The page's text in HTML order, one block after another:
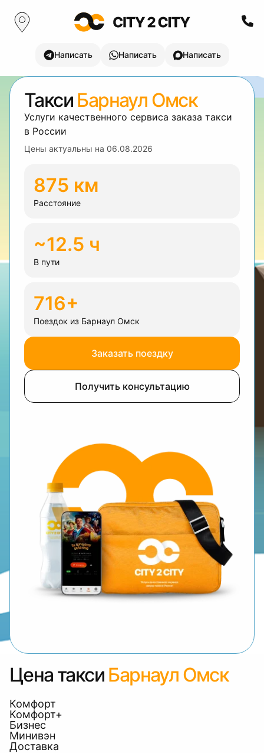
Написать Написать Написать
Такси Барнаул Омск
Услуги качественного сервиса заказа такси
в России
Цены актуальны на 06.08.2026
875 км
Расстояние
~12.5 ч
В пути
716+
Поездок из Барнаул Омск
Заказать поездку
Получить консультацию
Цена такси Барнаул Омск
Комфорт
Комфорт+
Бизнес
Минивэн
Доставка